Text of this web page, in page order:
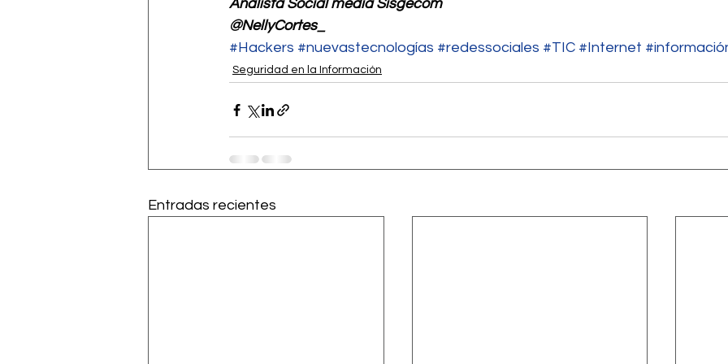
Analista Social media Sisgecom
@NellyCortes_
#Hackers #nuevastecnologías #redessociales #TIC #Internet
Seguridad en la Información
Entradas recientes